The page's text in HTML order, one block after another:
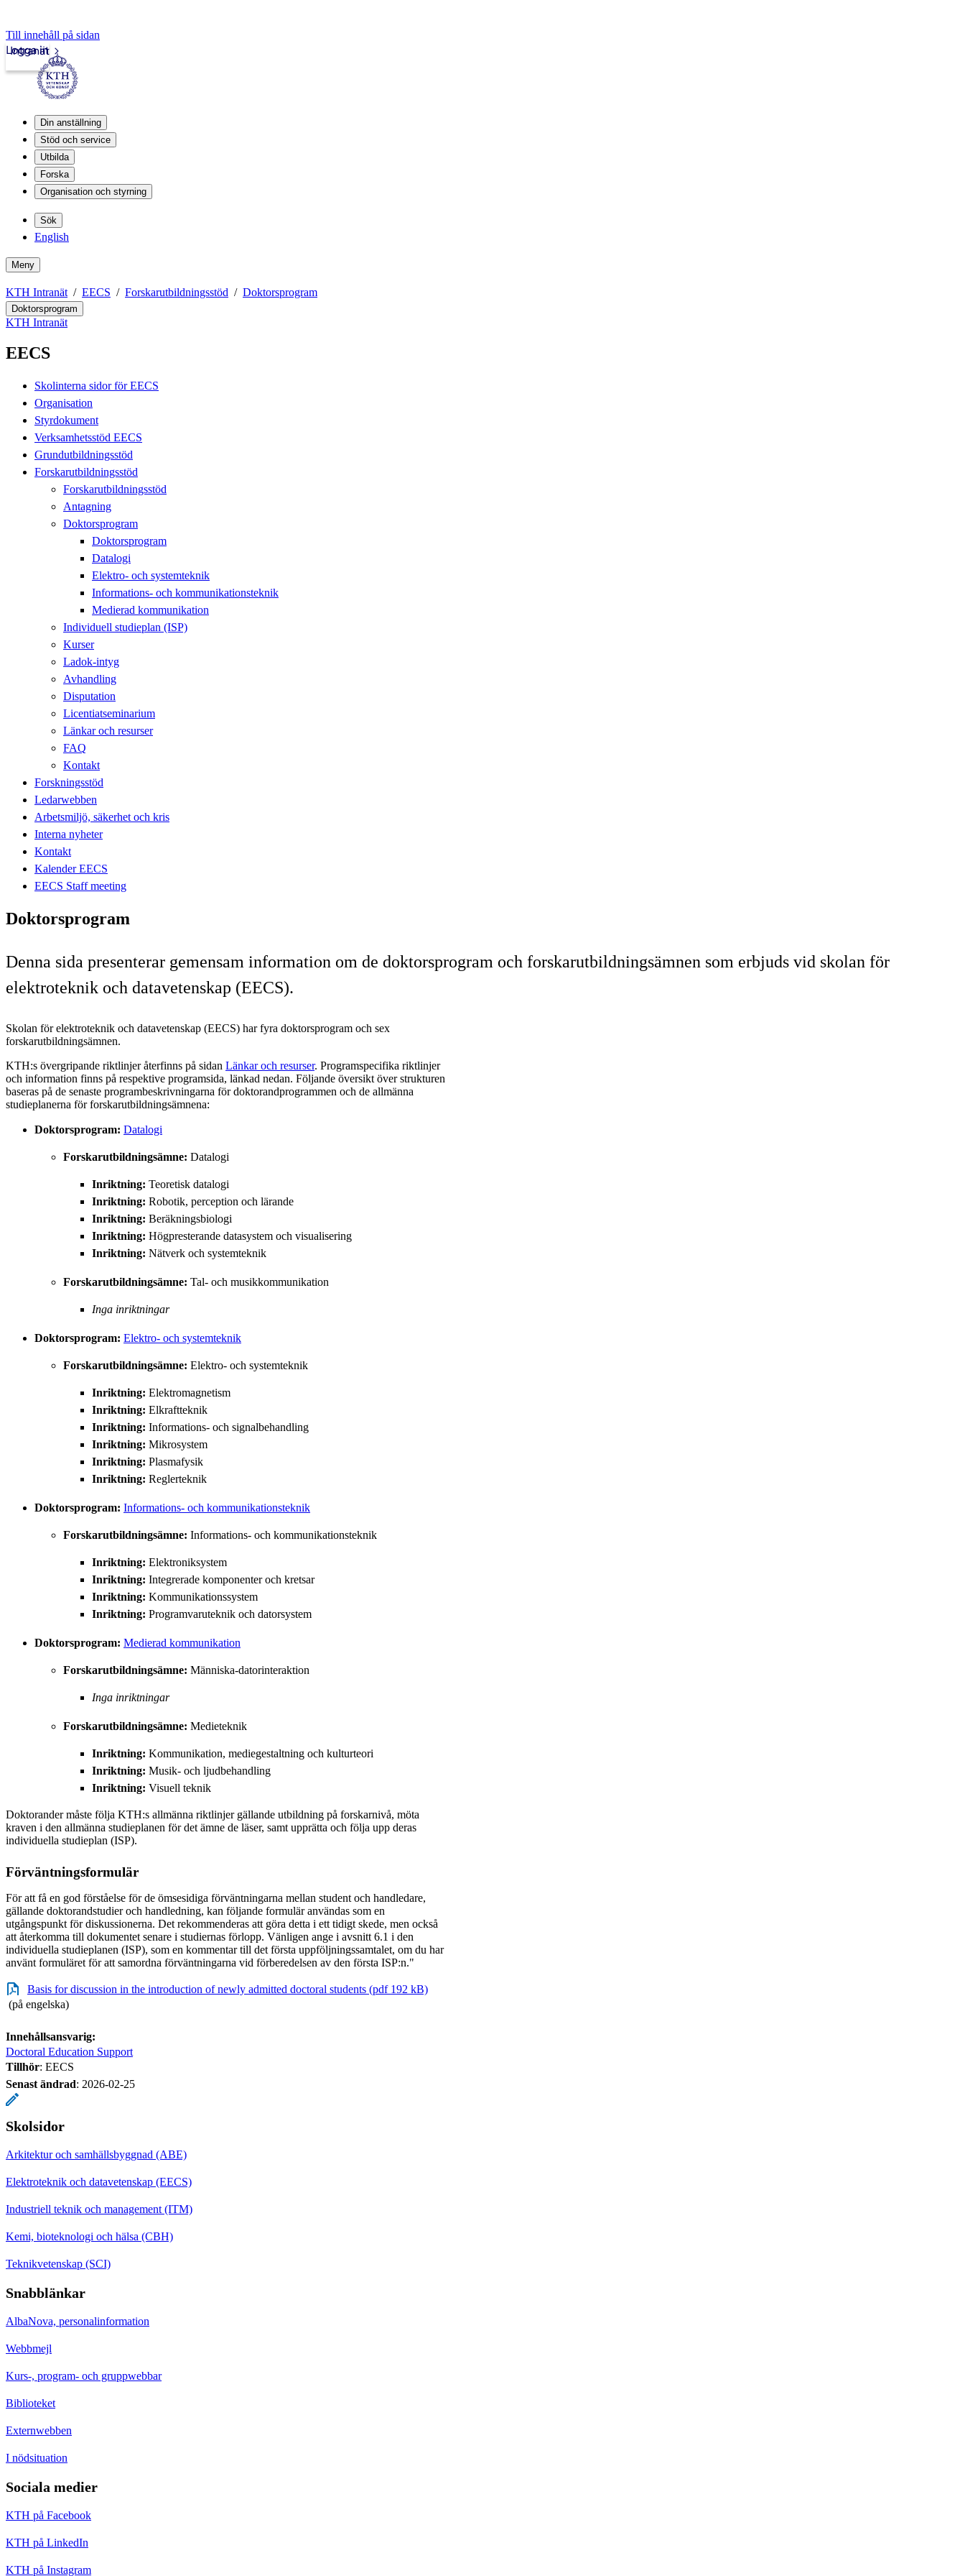
Till innehåll på sidan
Intranät
Logga in
Din anställning
Stöd och service
Utbilda
Forska
Organisation och styrning
Sök
English
Meny
KTH Intranät EECS Forskarutbildningsstöd Doktorsprogram
Doktorsprogram
KTH Intranät
EECS
Skolinterna sidor för EECS
Organisation
Styrdokument
Verksamhetsstöd EECS
Grundutbildningsstöd
Forskarutbildningsstöd
Forskarutbildningsstöd
Antagning
Doktorsprogram
Doktorsprogram
Datalogi
Elektro- och systemteknik
Informations- och kommunikationsteknik
Medierad kommunikation
Individuell studieplan (ISP)
Kurser
Ladok-intyg
Avhandling
Disputation
Licentiatseminarium
Länkar och resurser
FAQ
Kontakt
Forskningsstöd
Ledarwebben
Arbetsmiljö, säkerhet och kris
Interna nyheter
Kontakt
Kalender EECS
EECS Staff meeting
Doktorsprogram
Denna sida presenterar gemensam information om de doktorsprogram och forskarutbildningsämnen som erbjuds vid skolan för
elektroteknik och datavetenskap (EECS).
Skolan för elektroteknik och datavetenskap (EECS) har fyra doktorsprogram och sex
forskarutbildningsämnen.
KTH:s övergripande riktlinjer återfinns på sidan Länkar och resurser. Programspecifika riktlinjer
och information finns på respektive program­sida, länkad nedan. Följande översikt över strukturen
baseras på de senaste programbeskrivningarna för doktorandprogrammen och de allmänna
studieplanerna för forskarutbildningsämnena:
Doktorsprogram: Datalogi
Forskarutbildningsämne: Datalogi
Inriktning: Teoretisk datalogi
Inriktning: Robotik, perception och lärande
Inriktning: Beräkningsbiologi
Inriktning: Högpresterande datasystem och visualisering
Inriktning: Nätverk och systemteknik
Forskarutbildningsämne: Tal- och musikkommunikation
Inga inriktningar
Doktorsprogram: Elektro- och systemteknik
Forskarutbildningsämne: Elektro- och systemteknik
Inriktning: Elektromagnetism
Inriktning: Elkraftteknik
Inriktning: Informations- och signalbehandling
Inriktning: Mikrosystem
Inriktning: Plasmafysik
Inriktning: Reglerteknik
Doktorsprogram: Informations- och kommunikationsteknik
Forskarutbildningsämne: Informations- och kommunikationsteknik
Inriktning: Elektroniksystem
Inriktning: Integrerade komponenter och kretsar
Inriktning: Kommunikationssystem
Inriktning: Programvaruteknik och datorsystem
Doktorsprogram: Medierad kommunikation
Forskarutbildningsämne: Människa-datorinteraktion
Inga inriktningar
Forskarutbildningsämne: Medieteknik
Inriktning: Kommunikation, mediegestaltning och kulturteori
Inriktning: Musik- och ljudbehandling
Inriktning: Visuell teknik
Doktorander måste följa KTH:s allmänna riktlinjer gällande utbildning på forskarnivå, möta
kraven i den allmänna studieplanen för det ämne de läser, samt upprätta och följa upp deras
individuella studieplan (ISP).
Förväntningsformulär
För att få en god förståelse för de ömsesidiga förväntningarna mellan student och handledare,
gällande doktorandstudier och handledning, kan följande formulär användas som en
utgångspunkt för diskussionerna. Det rekommenderas att göra detta i ett tidigt skede, men också
att återkomma till dokumentet senare i studiernas förlopp. Vänligen ange i avsnitt 6.1 i den
individuella studieplanen (ISP), som en kommentar till det första uppföljningssamtalet, om du har
använt formuläret för att samordna förväntningarna vid förberedelsen av den första ISP:n."
Basis for discussion in the introduction of newly admitted doctoral students (pdf 192 kB)
(på engelska)
Innehållsansvarig:
Doctoral Education Support
Tillhör: EECS
Senast ändrad: 2026-02-25
Skolsidor
Arkitektur och samhällsbyggnad (ABE)
Elektroteknik och datavetenskap (EECS)
Industriell teknik och management (ITM)
Kemi, bioteknologi och hälsa (CBH)
Teknikvetenskap (SCI)
Snabblänkar
AlbaNova, personalinformation
Webbmejl
Kurs-, program- och gruppwebbar
Biblioteket
Externwebben
I nödsituation
Sociala medier
KTH på Facebook
KTH på LinkedIn
KTH på Instagram